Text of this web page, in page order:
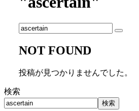
NOT FOUND
投稿が見つかりませんでした。
検索
検索